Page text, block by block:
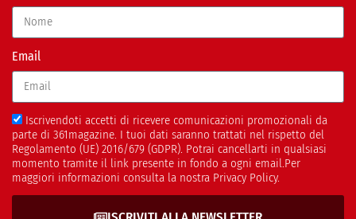
Email
Iscrivendoti accetti di ricevere comunicazioni promozionali da
parte di 361magazine. I tuoi dati saranno trattati nel rispetto del
Regolamento (UE) 2016/679 (GDPR). Potrai cancellarti in qualsiasi
momento tramite il link presente in fondo a ogni email.Per
maggiori informazioni consulta la nostra Privacy Policy.